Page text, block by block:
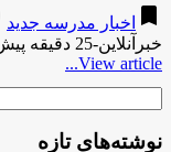
bookmark اخبار مدرسه جدید
خبرآنلاین-25 دقیقه پیش دانلود آهنگ جدید پامنا موبایل لپ تاپ
View article...
نوشته‌های تازه